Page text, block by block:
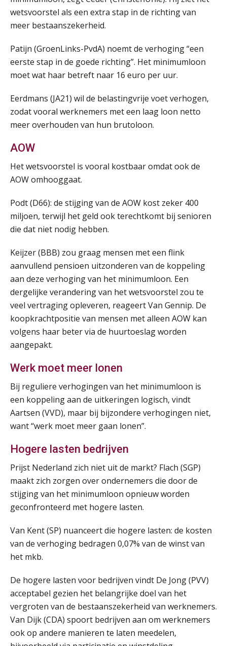
wetsvoorstel als een extra stap in de richting van
meer bestaanszekerheid.
Patijn (GroenLinks-PvdA) noemt de verhoging “een
eerste stap in de goede richting”. Het minimumloon
moet wat haar betreft naar 16 euro per uur.
Eerdmans (JA21) wil de belastingvrije voet verhogen,
zodat vooral werknemers met een laag loon netto
meer overhouden van hun brutoloon.
AOW
Het wetsvoorstel is vooral kostbaar omdat ook de
AOW omhooggaat.
Podt (D66): de stijging van de AOW kost zeker 400
miljoen, terwijl het geld ook terechtkomt bij senioren
die dat niet nodig hebben.
Keijzer (BBB) zou graag mensen met een flink
aanvullend pensioen uitzonderen van de koppeling
aan deze verhoging van het minimumloon. Een
dergelijke verandering van het wetsvoorstel zou te
veel vertraging opleveren, reageert Van Gennip. De
koopkrachtpositie van mensen met alleen AOW kan
volgens haar beter via de huurtoeslag worden
aangepakt.
Werk moet meer lonen
Bij reguliere verhogingen van het minimumloon is
een koppeling aan de uitkeringen logisch, vindt
Aartsen (VVD), maar bij bijzondere verhogingen niet,
want “werk moet meer gaan lonen”.
Hogere lasten bedrijven
Prijst Nederland zich niet uit de markt? Flach (SGP)
maakt zich zorgen over ondernemers die door de
stijging van het minimumloon opnieuw worden
geconfronteerd met hogere lasten.
Van Kent (SP) nuanceert die hogere lasten: de kosten
van de verhoging bedragen 0,07% van de winst van
het mkb.
De hogere lasten voor bedrijven vindt De Jong (PVV)
acceptabel gezien het belangrijke doel van het
vergroten van de bestaanszekerheid van werknemers.
Van Dijk (CDA) spoort bedrijven aan om werknemers
ook op andere manieren te laten meedelen,
AUG
Markus Verbeek Praehep
AUG
Markus Verbeek Praehep
24
Module Loonheffingen VPS
24
AUG
Summercourse Update loonheffingen en arbeidsrecht
MOCuitgevers
AUG
MOCuitgevers
25
AUG
MOCuitgevers
AUG
MOCuitgevers
25
AUG
Summercourse Werkkostenregeling
MOCuitgevers
25
AUG
Online Opleiding Praktijkdiploma Loonadministratie (PDL)
MOCuitgevers
AUG
MOCuitgevers
26
AUG
Opfriscursus PDL (NIRPA PE)
Markus Verbeek Praehep
AUG
MOCuitgevers
27
AUG
Summercourse Impact en invloed van AI op de salarisverwerking (verdieping)
MOCuitgevers
AUG
MOCuitgevers
28
31
AUG
Markus Verbeek Praehep
01